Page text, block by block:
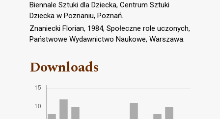
Biennale Sztuki dla Dziecka, Centrum Sztuki
Dziecka w Poznaniu, Poznań.
Znaniecki Florian, 1984, Społeczne role uczonych,
Państwowe Wydawnictwo Naukowe, Warszawa.
Downloads